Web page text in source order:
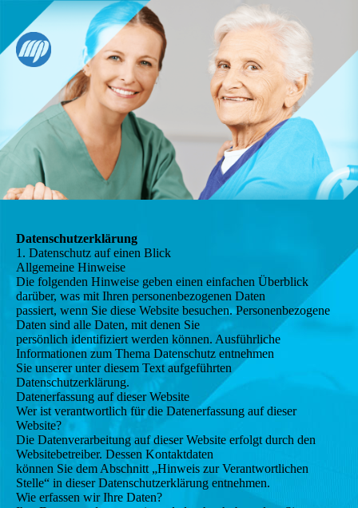
Datenschutzerklärung
1. Datenschutz auf einen Blick
Allgemeine Hinweise
Die folgenden Hinweise geben einen einfachen Überblick
darüber, was mit Ihren personenbezogenen Daten
passiert, wenn Sie diese Website besuchen. Personenbezogene
Daten sind alle Daten, mit denen Sie
persönlich identifiziert werden können. Ausführliche
Informationen zum Thema Datenschutz entnehmen
Sie unserer unter diesem Text aufgeführten
Datenschutzerklärung.
Datenerfassung auf dieser Website
Wer ist verantwortlich für die Datenerfassung auf dieser
Website?
Die Datenverarbeitung auf dieser Website erfolgt durch den
Websitebetreiber. Dessen Kontaktdaten
können Sie dem Abschnitt „Hinweis zur Verantwortlichen
Stelle“ in dieser Datenschutzerklärung entnehmen.
Wie erfassen wir Ihre Daten?